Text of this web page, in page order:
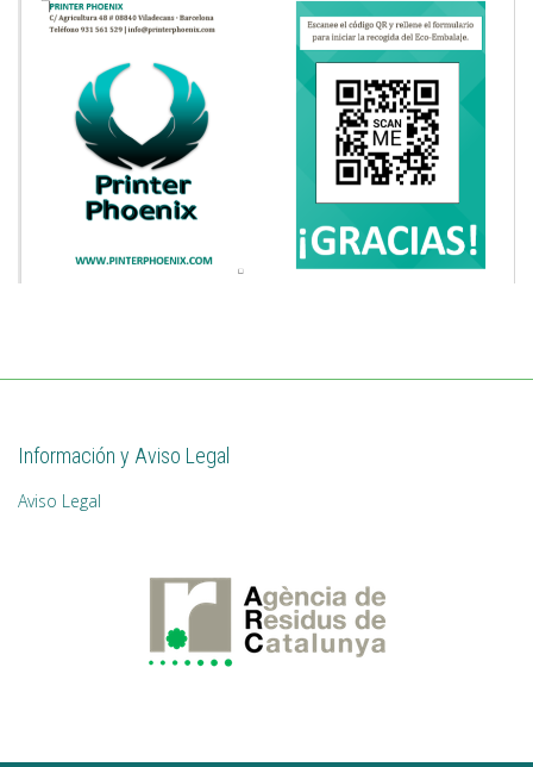
Información y Aviso Legal
Aviso Legal